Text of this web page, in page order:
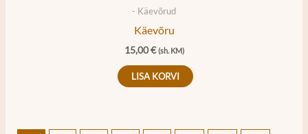
- Käevõrud
Käevõru
15,00€ (sh. KM)
LISA KORVI